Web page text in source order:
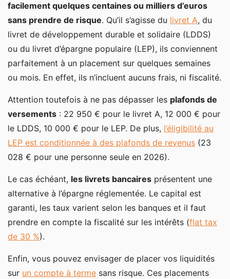
facilement quelques centaines ou milliers d’euros
sans prendre de risque. Qu’il s’agisse du livret A, du
livret de développement durable et solidaire (LDDS)
ou du livret d’épargne populaire (LEP), ils conviennent
parfaitement à un placement sur quelques semaines
ou mois. En effet, ils n’incluent aucuns frais, ni fiscalité.
Attention toutefois à ne pas dépasser les plafonds de
versements : 22 950 € pour le livret A, 12 000 € pour
le LDDS, 10 000 € pour le LEP. De plus, l’éligibilité au
LEP est conditionnée à des plafonds de revenus (23
028 € pour une personne seule en 2026).
Le cas échéant, les livrets bancaires présentent une
alternative à l’épargne réglementée. Le capital est
garanti, les taux varient selon les banques et il faut
prendre en compte la fiscalité sur les intérêts (flat tax
de 30 %).
Enfin, vous pouvez envisager de placer vos liquidités
sur un compte à terme sans risque. Ces placements